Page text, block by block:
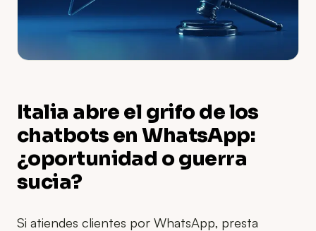
Italia abre el grifo de los
chatbots en WhatsApp:
¿oportunidad o guerra
sucia?
Si atiendes clientes por WhatsApp, presta